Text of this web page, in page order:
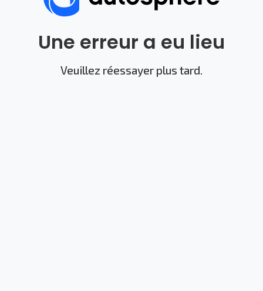
Une erreur a eu lieu
Veuillez réessayer plus tard.